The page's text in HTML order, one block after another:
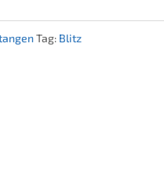
Tag: Blitz